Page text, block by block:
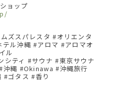
ョップ
ズスパレスタ #オリエンタ
ル沖縄 #アロマ #アロマオ
イル
シティ #サウナ #東京サウナ
沖縄 #Okinawa #沖縄旅行
#ゴタス #香り